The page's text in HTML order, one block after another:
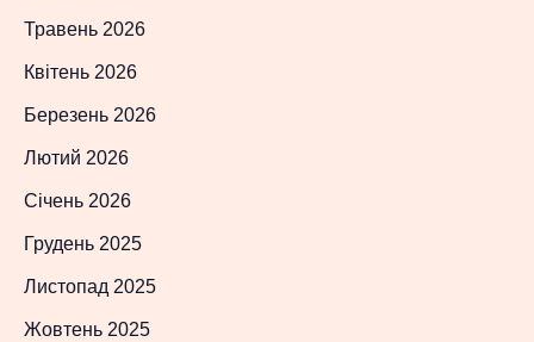
Травень 2026
Квітень 2026
Березень 2026
Лютий 2026
Січень 2026
Грудень 2025
Листопад 2025
Жовтень 2025